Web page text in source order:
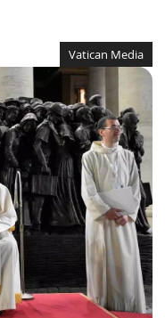
Vatican Media